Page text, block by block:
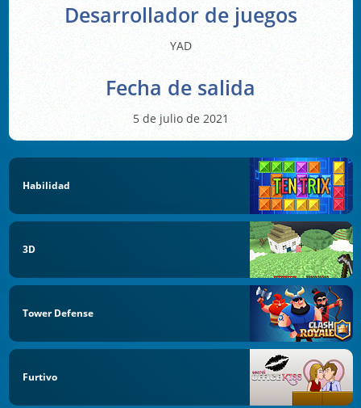
Desarrollador de juegos
YAD
Fecha de salida
5 de julio de 2021
Habilidad
3D
Tower Defense
Furtivo